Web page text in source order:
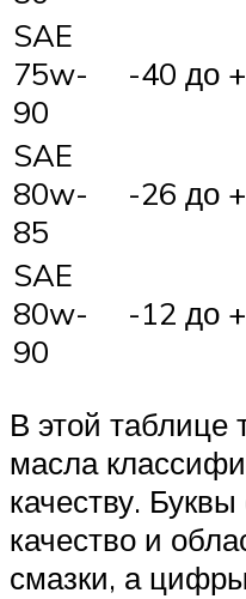
SAE
75w-
90
-40 до
SAE
80w-
85
-26 до
SAE
80w-
90
-12 до
В этой таблице
масла
качеству.
качество и
смазки, а